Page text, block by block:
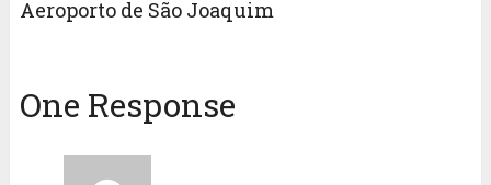
Aeroporto de São Joaquim
One Response